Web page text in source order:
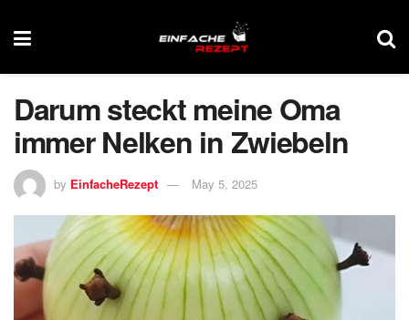
Darum steckt meine Oma
immer Nelken in Zwiebeln
by EinfacheRezept May 5, 2025